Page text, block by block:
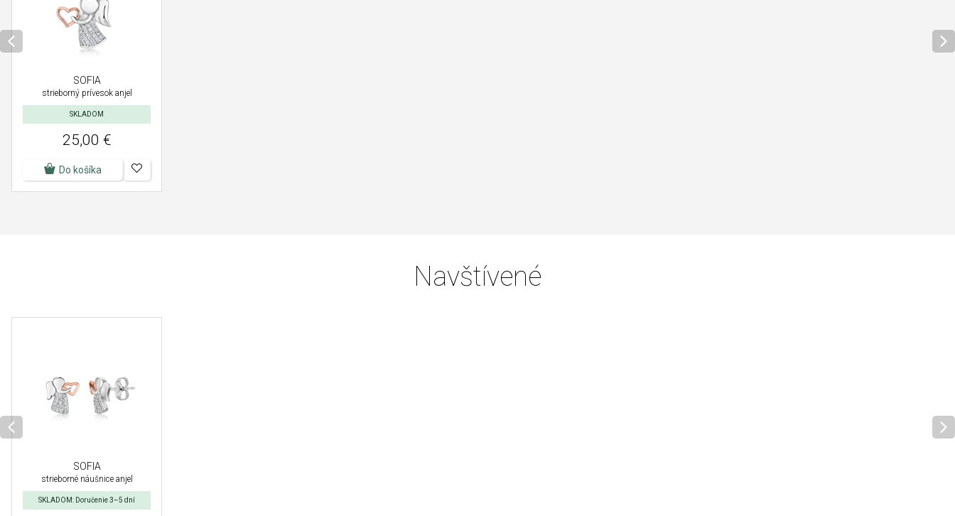
SOFIA
strieborný prívesok anjel
SKLADOM
25,00 €
Do košíka
Navštívené
SOFIA
strieborné náušnice anjel
SKLADOM: Doručenie 3–5 dní